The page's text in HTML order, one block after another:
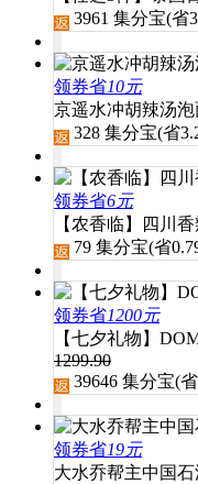
3961 集分宝(省
领券省10元
京遥水冲胡辣汤
328 集分宝(省
领券省6元
【农香临】四川
79 集分宝(省
领券省1200元
【七夕礼物】
1299.90
39646 集分宝(省
领券省19元
大水乔帮主中国